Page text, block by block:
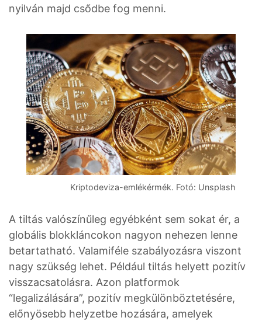
nyilván majd csődbe fog menni.
Kriptodeviza-emlékérmék. Fotó: Unsplash
A tiltás valószínűleg egyébként sem sokat ér, a
globális blokkláncokon nagyon nehezen lenne
betartatható. Valamiféle szabályozásra viszont
nagy szükség lehet. Például tiltás helyett pozitív
visszacsatolásra. Azon platformok
“legalizálására”, pozitív megkülönböztetésére,
előnyösebb helyzetbe hozására, amelyek